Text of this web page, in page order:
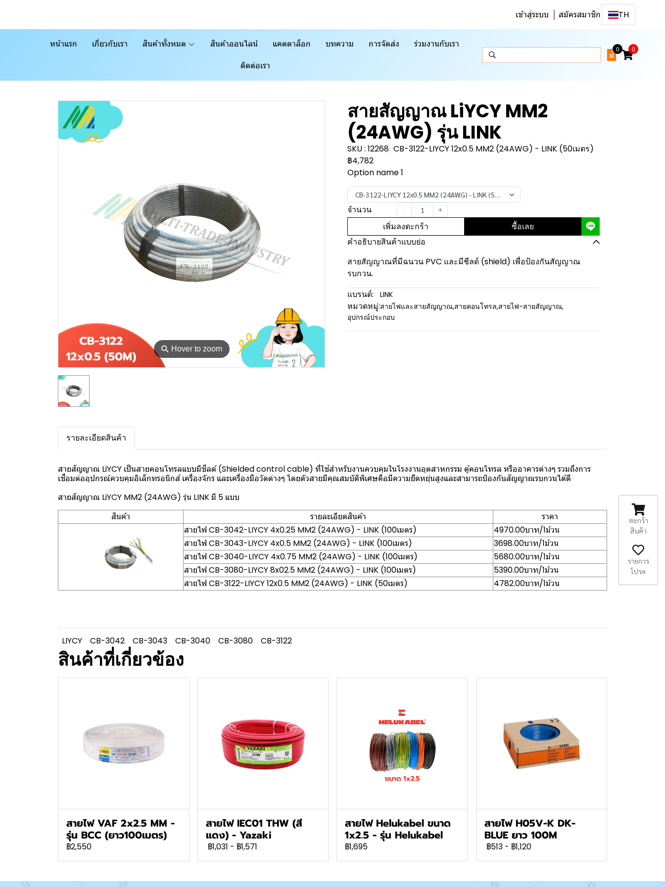
เข้าสู่ระบบ สมัครสมาชิก TH
หน้าแรก เกี่ยวกับเรา สินค้าทั้งหมด สินค้าออนไลน์ แคตตาล็อก บทความ การจัดส่ง ร่วมงานกับเรา
ติดต่อเรา
0 0
⚲ Hover to zoom
สายสัญญาณ LiYCY MM2
(24AWG) รุ่น LINK
SKU : 12268 CB-3122-LIYCY 12x0.5 MM2 (24AWG) - LINK (50เมตร)
฿4,782
Option name 1
CB-3122-LIYCY 12x0.5 MM2 (24AWG) - LINK (50เมตร)
จำนวน
เพิ่มลงตะกร้า ซื้อเลย
คำอธิบายสินค้าแบบย่อ
สายสัญญาณที่มีฉนวน PVC และมีชีลด์ (shield) เพื่อป้องกันสัญญาณ
รบกวน.
แบรนด์:
LINK
หมวดหมู่:สายไฟและสายสัญญาณ,สายคอนโทรล,สายไฟ-สายสัญญาณ,
อุปกรณ์ประกอบ
รายละเอียดสินค้า
สายสัญญาณ LiYCY เป็นสายคอนโทรลแบบมีชีลด์ (Shielded control cable) ที่ใช้สำหรับงานควบคุมในโรงงานอุตสาหกรรม ตู้คอนโทรล หรืออาคารต่างๆ รวมถึงการ
เชื่อมต่ออุปกรณ์ควบคุมอิเล็กทรอนิกส์ เครื่องจักร และเครื่องมือวัดต่างๆ โดยตัวสายมีคุณสมบัติพิเศษคือมีความยืดหยุ่นสูงและสามารถป้องกันสัญญาณรบกวนได้ดี
สายสัญญาณ LiYCY MM2 (24AWG) รุ่น LINK มี 5 แบบ
สินค้า
รายละเอียดสินค้า
ราคา
สายไฟ CB-3042-LIYCY 4x0.25 MM2 (24AWG) - LINK (100เมตร)
4970.00บาท/1ม้วน
สายไฟ CB-3043-LIYCY 4x0.5 MM2 (24AWG) - LINK (100เมตร)
3698.00บาท/1ม้วน
สายไฟ CB-3040-LIYCY 4x0.75 MM2 (24AWG) - LINK (100เมตร)
5680.00บาท/1ม้วน
สายไฟ CB-3080-LIYCY 8x02.5 MM2 (24AWG) - LINK (100เมตร)
5390.00บาท/1ม้วน
สายไฟ CB-3122-LIYCY 12x0.5 MM2 (24AWG) - LINK (50เมตร)
4782.00บาท/1ม้วน
LIYCY CB-3042 CB-3043 CB-3040 CB-3080 CB-3122
สินค้าที่เกี่ยวข้อง
สายไฟ VAF 2x2.5 MM -
รุ่น BCC (ยาว100เมตร)
฿2,550
สายไฟ IEC01 THW (สี
แดง) - Yazaki
฿1,031 - ฿1,571
สายไฟ Helukabel ขนาด
1x2.5 - รุ่น Helukabel
฿1,695
สายไฟ H05V-K DK-
BLUE ยาว 100M
฿513 - ฿1,120
ตะกร้า
สินค้า
รายการ
โปรด